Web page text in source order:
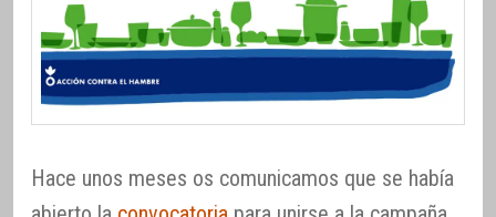
Hace unos meses os comunicamos que se había